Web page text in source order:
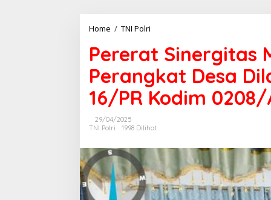
Home / TNI Polri
r
e
r
a
t
S
n
r
i
t
a
Pererat Sinergitas
Perangkat Desa
16/PR Kodim
29/04/2025
TNI Polri
1998 Dilihat